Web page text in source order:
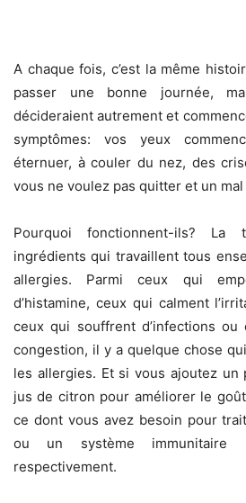
A chaque fois, c’est la même
passer une bonne journée,
décideraient autrement et
symptômes: vos yeux
éternuer, à couler du nez, des
vous ne voulez pas quitter et un
Pourquoi fonctionnent-ils? La
ingrédients qui travaillent tous
allergies. Parmi ceux qui
d’histamine, ceux qui calment
ceux qui souffrent d’infections
congestion, il y a quelque chose
les allergies. Et si vous ajoutez
jus de citron pour améliorer le
ce dont vous avez besoin pour
ou un système immunitaire
respectivement.